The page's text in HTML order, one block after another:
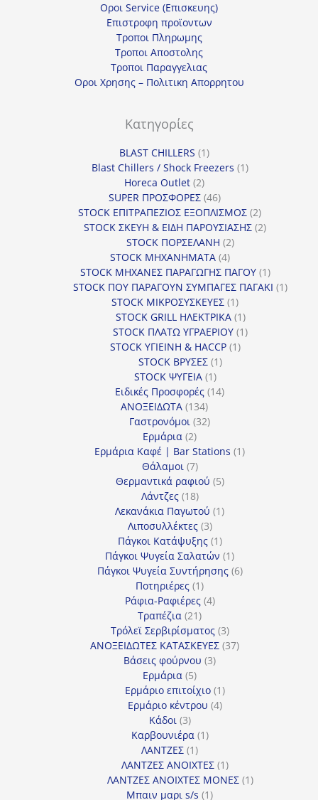
Οροι Service (Επισκευης)
Επιστροφη προϊοντων
Τροποι Πληρωμης
Τροποι Αποστολης
Τροποι Παραγγελιας
Οροι Χρησης – Πολιτικη Απορρητου
Κατηγορίες
BLAST CHILLERS 11
προϊόν
Blast Chillers / Shock Freezers 11
Horeca Outlet 22
προϊόντα
SUPER ΠΡΟΣΦΟΡΕΣ 4646
προϊόντα
STOCK ΕΠΙΤΡΑΠΕΖΙΟΣ ΕΞΟΠΛΙΣΜΟΣ 22
προϊόντα
STOCK ΣΚΕΥΗ & ΕΙΔΗ ΠΑΡΟΥΣΙΑΣΗΣ 22
STOCK ΠΟΡΣΕΛΑΝΗ 22
STOCK ΜΗΧΑΝΗΜΑΤΑ 44
προϊόντα
STOCK ΜΗΧΑΝΕΣ ΠΑΡΑΓΩΓΗΣ ΠΑΓΟΥ 11
προϊόν
STOCK ΠΟΥ ΠΑΡΑΓΟΥΝ ΣΥΜΠΑΓΕΣ ΠΑΓΑΚΙ 11
STOCK ΜΙΚΡΟΣΥΣΚΕΥΕΣ 11
προϊόν
STOCK GRILL ΗΛΕΚΤΡΙΚΑ 11
προϊόν
STOCK ΠΛΑΤΩ ΥΓΡΑΕΡΙΟΥ 11
STOCK ΥΓΙΕΙΝΗ & HACCP 11
STOCK ΒΡΥΣΕΣ 11
STOCK ΨΥΓΕΙΑ 11
προϊόν
Ειδικές Προσφορές 1414
ΑΝΟΞΕΙΔΩΤΑ 134134
προϊόντα
Γαστρονόμοι 3232
Ερμάρια 22
προϊόντα
Ερμάρια Καφέ | Bar Stations 11
Θάλαμοι 77
προϊόντα
Θερμαντικά ραφιού 55
Λάντζες 1818
προϊόντα
Λεκανάκια Παγωτού 11
Λιποσυλλέκτες 33
προϊόντα
Πάγκοι Κατάψυξης 11
προϊόν
Πάγκοι Ψυγεία Σαλατών 11
προϊόν
Πάγκοι Ψυγεία Συντήρησης 66
Ποτηριέρες 11
προϊόν
Ράφια-Ραφιέρες 44
Τραπέζια 2121
προϊόντα
Τρόλεϊ Σερβιρίσματος 33
προϊόντα
ΑΝΟΞΕΙΔΩΤΕΣ ΚΑΤΑΣΚΕΥΕΣ 3737
Βάσεις φούρνου 33
Ερμάρια 55
προϊόντα
Ερμάριο επιτοίχιο 11
προϊόν
Ερμάριο κέντρου 44
Κάδοι 33
προϊόντα
Καρβουνιέρα 11
ΛΑΝΤΖΕΣ 11
προϊόν
ΛΑΝΤΖΕΣ ΑΝΟΙΧΤΕΣ 11
προϊόν
ΛΑΝΤΖΕΣ ΑΝΟΙΧΤΕΣ ΜΟΝΕΣ 11
Μπαιν μαρι s/s 11